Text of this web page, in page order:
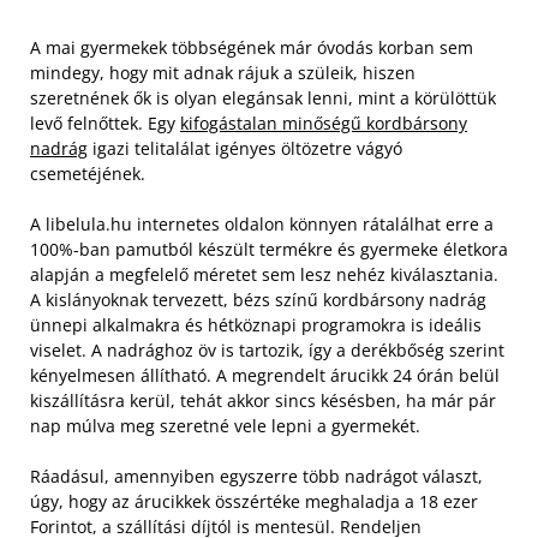
A mai gyermekek többségének már óvodás korban sem
mindegy, hogy mit adnak rájuk a szüleik, hiszen
szeretnének ők is olyan elegánsak lenni, mint a körülöttük
levő felnőttek. Egy kifogástalan minőségű kordbársony
nadrág igazi telitalálat igényes öltözetre vágyó
csemetéjének.
A libelula.hu internetes oldalon könnyen rátalálhat erre a
100%-ban pamutból készült termékre és gyermeke életkora
alapján a megfelelő méretet sem lesz nehéz kiválasztania.
A kislányoknak tervezett, bézs színű kordbársony nadrág
ünnepi alkalmakra és hétköznapi programokra is ideális
viselet. A nadrághoz öv is tartozik, így a derékbőség szerint
kényelmesen állítható. A megrendelt árucikk 24 órán belül
kiszállításra kerül, tehát akkor sincs késésben, ha már pár
nap múlva meg szeretné vele lepni a gyermekét.
Ráadásul, amennyiben egyszerre több nadrágot választ,
úgy, hogy az árucikkek összértéke meghaladja a 18 ezer
Forintot, a szállítási díjtól is mentesül. Rendeljen